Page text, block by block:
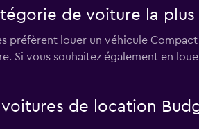
de voiture la
préfèrent louer un véhicule
Si vous souhaitez également en
de location